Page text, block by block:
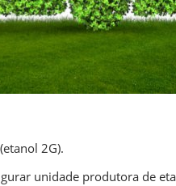
2G).
unidade produtora de